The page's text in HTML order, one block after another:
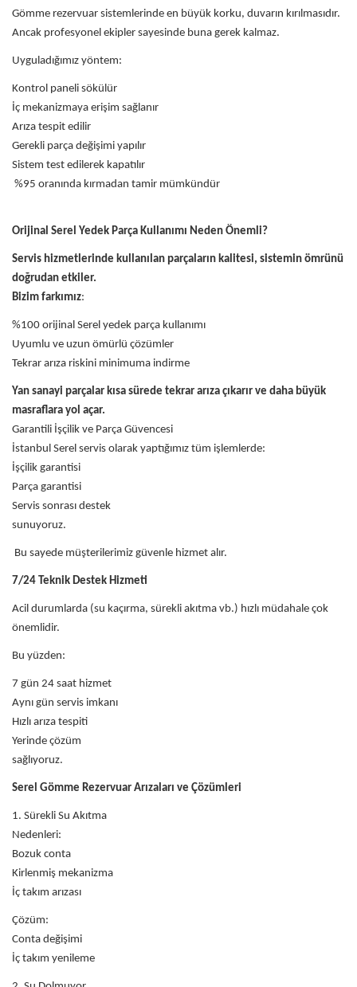
Gömme rezervuar sistemlerinde en büyük korku, duvarın kırılmasıdır.
Ancak profesyonel ekipler sayesinde buna gerek kalmaz.
Uyguladığımız yöntem:
Kontrol paneli sökülür
İç mekanizmaya erişim sağlanır
Arıza tespit edilir
Gerekli parça değişimi yapılır
Sistem test edilerek kapatılır
%95 oranında kırmadan tamir mümkündür
Orijinal Serel Yedek Parça Kullanımı Neden Önemli?
Servis hizmetlerinde kullanılan parçaların kalitesi, sistemin ömrünü
doğrudan etkiler.
Bizim farkımız:
%100 orijinal Serel yedek parça kullanımı
Uyumlu ve uzun ömürlü çözümler
Tekrar arıza riskini minimuma indirme
Yan sanayi parçalar kısa sürede tekrar arıza çıkarır ve daha büyük
masraflara yol açar.
Garantili İşçilik ve Parça Güvencesi
İstanbul Serel servis olarak yaptığımız tüm işlemlerde:
İşçilik garantisi
Parça garantisi
Servis sonrası destek
sunuyoruz.
Bu sayede müşterilerimiz güvenle hizmet alır.
7/24 Teknik Destek Hizmeti
Acil durumlarda (su kaçırma, sürekli akıtma vb.) hızlı müdahale çok
önemlidir.
Bu yüzden:
7 gün 24 saat hizmet
Aynı gün servis imkanı
Hızlı arıza tespiti
Yerinde çözüm
sağlıyoruz.
Serel Gömme Rezervuar Arızaları ve Çözümleri
1. Sürekli Su Akıtma
Nedenleri:
Bozuk conta
Kirlenmiş mekanizma
İç takım arızası
Çözüm:
Conta değişimi
İç takım yenileme